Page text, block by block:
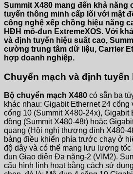
Summit X480 mang đến khả năng
tuyến thông minh cấp lõi với mật
công nghệ xếp chồng hiệu năng
HĐH mô-đun ExtremeXOS. Với
và định tuyến hiệu suất cao,
cường trung tâm dữ liệu, Carrier
hợp doanh nghiệp.
Chuyển mạch và định tuyến
Bộ chuyển mạch X480 có sẵn ba
khác nhau: Gigabit Ethernet 24 cổng
cổng 10 (Summit X480-24x), Gigabit
đồng (Summit X480-48t) hoặc
quang (Hội nghị thượng đỉnh X480-
bảng điều khiển phía trước chạy ở
độ dây và có thể mang lưu lượng
đun Giao diện Đa năng-2 (VIM2).
cấu hình linh hoạt bằng cách sử